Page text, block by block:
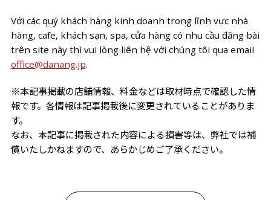
Với các quý khách hàng kinh doanh trong lĩnh vực nhà
hàng, cafe, khách sạn, spa, cửa hàng có nhu cầu đăng bài
trên site này thì vui lòng liên hệ với chúng tôi qua email
office@danang.jp.
※本記事掲載の店舗情報、料金などは取材時点で確認した情
報です。各情報は記事掲載後に変更されていることがありま
す。
なお、本記事に掲載された内容による損害等は、弊社では補
償いたしかねますので、あらかじめご了承ください。